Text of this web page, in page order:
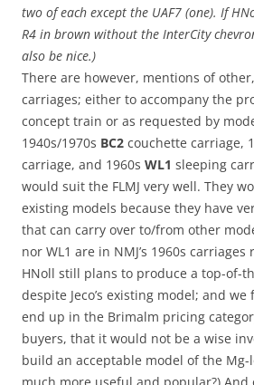
two of each except the UAF7 (one). If
R4 in brown without the InterCity
also be nice.)
There are however, mentions of
carriages; either to accompany the
concept train or as requested by
1940s/1970s BC2 couchette carriage,
carriage, and 1960s WL1 sleeping
would suit the FLMJ very well. They
existing models because they have
that can carry over to/from other
nor WL1 are in NMJ’s 1960s carriages
HNoll still plans to produce a top-of-
despite Jeco’s existing model; and
end up in the Brimalm pricing
buyers, that it would not be a wise
build an acceptable model of the